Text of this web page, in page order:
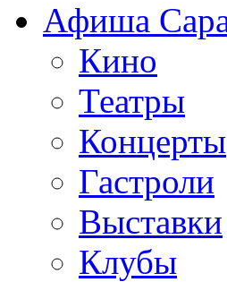
Афиша
Кино
Театры
Концерты
Гастроли
Выставки
Клубы